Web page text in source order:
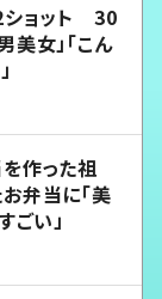
ショット 30
女」「こん
作った祖
弁当に「美
ごい」